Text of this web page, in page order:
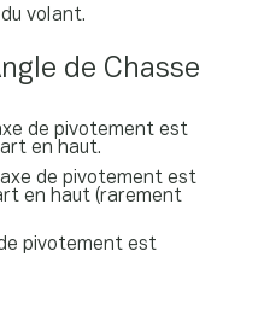
volant.
de Chasse
de pivotement est
en haut.
de pivotement est
en haut (rarement
de pivotement est